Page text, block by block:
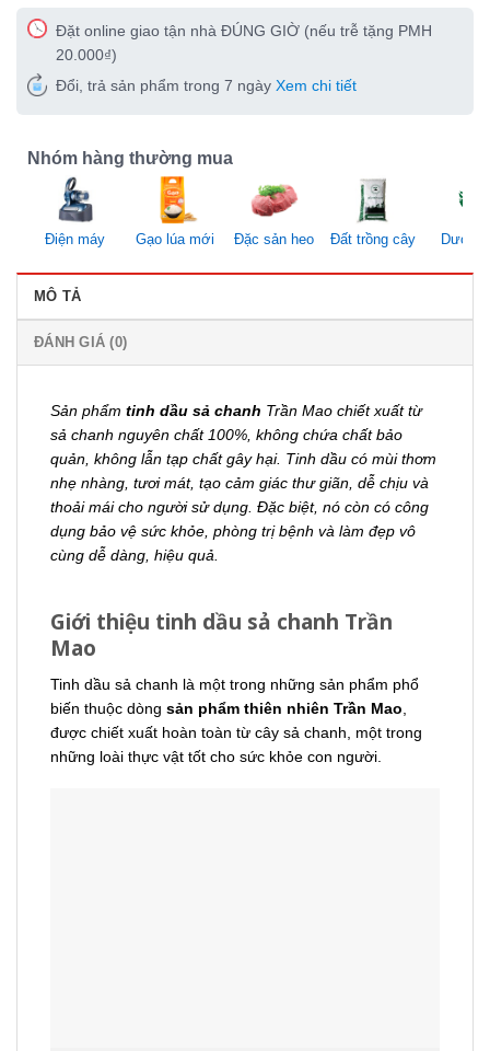
Đặt online giao tận nhà ĐÚNG GIỜ (nếu trễ tặng PMH
20.000₫)
Đổi, trả sản phẩm trong 7 ngày Xem chi tiết
Nhóm hàng thường mua
Điện máy Gạo lúa mới Đặc sản heo Đất trồng cây Dược
MÔ TẢ
ĐÁNH GIÁ (0)
Sản phẩm tinh dầu sả chanh Trần Mao chiết xuất từ
sả chanh nguyên chất 100%, không chứa chất bảo
quản, không lẫn tạp chất gây hại. Tinh dầu có mùi thơm
nhẹ nhàng, tươi mát, tạo cảm giác thư giãn, dễ chịu và
thoải mái cho người sử dụng. Đặc biệt, nó còn có công
dụng bảo vệ sức khỏe, phòng trị bệnh và làm đẹp vô
cùng dễ dàng, hiệu quả.
Giới thiệu tinh dầu sả chanh Trần
Mao
Tinh dầu sả chanh là một trong những sản phẩm phổ
biến thuộc dòng sản phẩm thiên nhiên Trần Mao
được chiết xuất hoàn toàn từ cây sả chanh, một trong
những loài thực vật tốt cho sức khỏe con người.